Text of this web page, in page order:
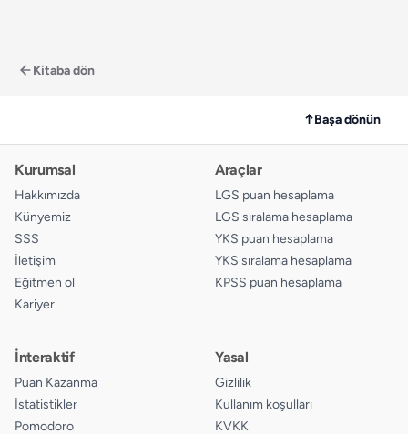
Kitaba dön
↑Başa dönün
Kurumsal
Hakkımızda
Künyemiz
SSS
İletişim
Eğitmen ol
Kariyer
Araçlar
LGS puan hesaplama
LGS sıralama hesaplama
YKS puan hesaplama
YKS sıralama hesaplama
KPSS puan hesaplama
İnteraktif
Puan Kazanma
İstatistikler
Pomodoro
Yasal
Gizlilik
Kullanım koşulları
KVKK